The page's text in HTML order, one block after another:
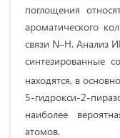
поглощения
ароматического
связи N–H. Анализ
синтезированные
находятся, в
5-гидрокси-2-
наиболее
атомов.